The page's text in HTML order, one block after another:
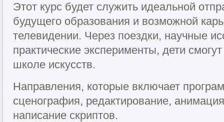
Этот курс будет служить идеальной
будущего образования и возможной
телевидении. Через поездки, научные
практические эксперименты, дети
школе искусств.
Направления, которые включает
сценография, редактирование,
написание скриптов.